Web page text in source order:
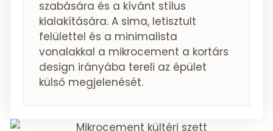
szabására és a kívánt stílus
kialakítására. A sima, letisztult
felülettel és a minimalista
vonalakkal a mikrocement a kortárs
design irányába tereli az épület
külső megjelenését.